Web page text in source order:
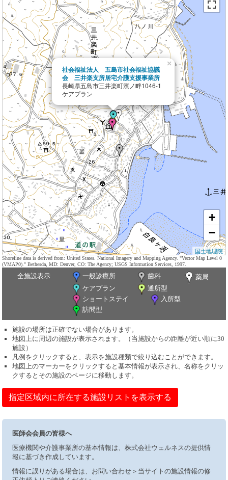
社会福祉法人 五島市社会福祉協議
会 三井楽支所居宅介護支援事業所
長崎県五島市三井楽町濱ノ畔1046-1
ケアプラン
×
+
−
国土地理院
Shoreline data is derived from: United States. National Imagery and Mapping Agency. "Vector Map Level 0
(VMAP0)." Bethesda, MD: Denver, CO: The Agency; USGS Information Services, 1997.
全施設表示 一般診療所 歯科
薬局
ケアプラン
通所型
ショートステイ
入所型
訪問型
施設の場所は正確でない場合があります。
地図上に周辺の施設が表示されます。（当施設からの距離が近い順に30
施設）
凡例をクリックすると、表示を施設種類で絞り込むことができます。
地図上のマーカーをクリックすると基本情報が表示され、名称をクリッ
クするとその施設のページに移動します。
指定区域内に所在する施設リストを表示する
医師会会員の皆様へ
医療機関や介護事業所の基本情報は、株式会社ウェルネスの提供情
報に基づき作成しています。
情報に誤りがある場合は、お問い合わせ＞当サイトの施設情報の修